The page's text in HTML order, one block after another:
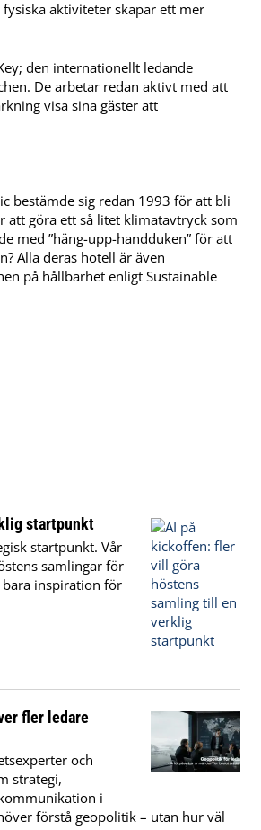
aktiviteter skapar ett mer
den internationellt ledande
De arbetar redan aktivt med att
visa sina gäster att
bestämde sig redan 1993 för att bli
att göra ett så litet klimatavtryck som
med ”häng-upp-handduken” för att
Alla deras hotell är även
på hållbarhet enligt Sustainable
startpunkt
startpunkt. Vår
samlingar för
bara inspiration för
fler ledare
och
strategi,
i
förstå geopolitik – utan hur väl